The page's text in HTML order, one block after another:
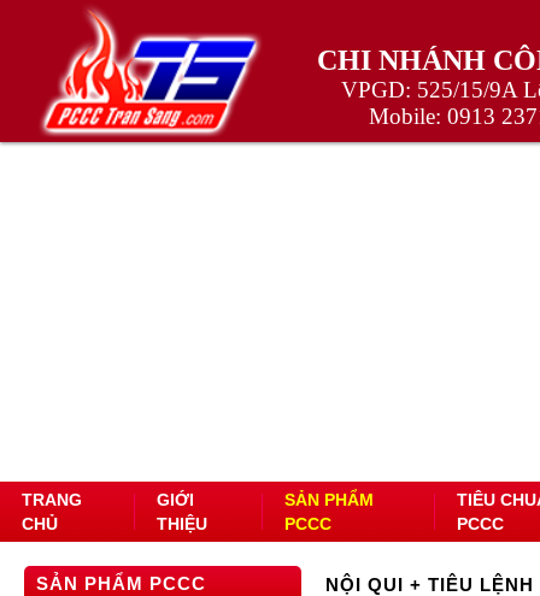
CHI NHÁNH
VPGD: 525/15/9A
Mobile: 0913
TRANG
CHỦ
GIỚI
THIỆU
SẢN PHẨM
PCCC
TIÊU
PCCC
SẢN PHẨM PCCC NỘI QUI + TIÊU LỆNH